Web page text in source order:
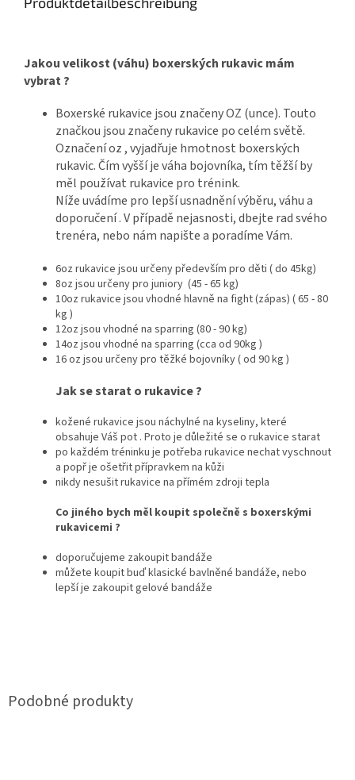
Jakou velikost (váhu) boxerských rukavic mám
vybrat ?
Boxerské rukavice jsou značeny OZ (unce). Touto
značkou jsou značeny rukavice po celém světě.
Označení oz , vyjadřuje hmotnost boxerských
rukavic. Čím vyšší je váha bojovníka, tím těžší by
měl používat rukavice pro trénink.
Níže uvádíme pro lepší usnadnění výběru, váhu a
doporučení . V případě nejasnosti, dbejte rad svého
trenéra, nebo nám napište a poradíme Vám.
6oz rukavice jsou určeny především pro děti ( do 45kg)
8oz jsou určeny pro juniory (45 - 65 kg)
10oz rukavice jsou vhodné hlavně na fight (zápas) ( 65 - 80
kg )
12oz jsou vhodné na sparring (80 - 90 kg)
14oz jsou vhodné na sparring (cca od 90kg )
16 oz jsou určeny pro těžké bojovníky ( od 90 kg )
Jak se starat o rukavice ?
kožené rukavice jsou náchylné na kyseliny, které
obsahuje Váš pot . Proto je důležité se o rukavice starat
po každém tréninku je potřeba rukavice nechat vyschnout
a popř je ošetřit přípravkem na kůži
nikdy nesušit rukavice na přímém zdroji tepla
Co jiného bych měl koupit společně s boxerskými
rukavicemi ?
doporučujeme zakoupit bandáže
můžete koupit buď klasické bavlněné bandáže, nebo
lepší je zakoupit gelové bandáže